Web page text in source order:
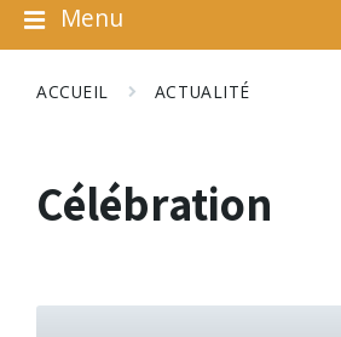
Menu
ACCUEIL ACTUALITÉ
Célébration
En